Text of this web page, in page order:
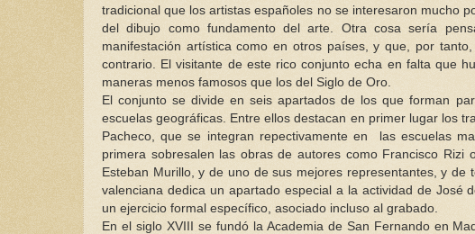
tradicional que los artistas españoles no se interesaron mucho
del dibujo como fundamento del arte. Otra cosa sería
manifestación artística como en otros países, y que, por
contrario. El visitante de este rico conjunto echa en falta que
maneras menos famosos que los del Siglo de Oro.
El conjunto se divide en seis apartados de los que forman
escuelas geográficas. Entre ellos destacan en primer lugar los
Pacheco, que se integran repectivamente en las escuelas
primera sobresalen las obras de autores como Francisco
Esteban Murillo, y de uno de sus mejores representantes, y
valenciana dedica un apartado especial a la actividad de José
un ejercicio formal específico, asociado incluso al grabado.
En el siglo XVIII se fundó la Academia de San Fernando en